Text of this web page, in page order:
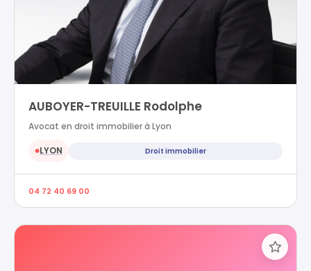
AUBOYER-TREUILLE Rodolphe
Avocat en droit immobilier à Lyon
●LYON Droit immobilier
04 72 40 69 00